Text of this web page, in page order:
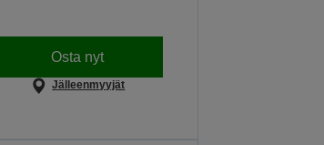
Osta nyt
Jälleenmyyjät